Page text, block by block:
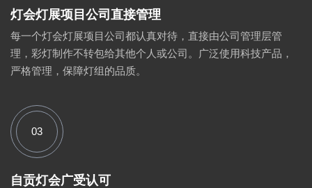
灯会灯展项目公司直接管理
每一个灯会灯展项目公司都认真对待，直接由公司管理层管
理，彩灯制作不转包给其他个人或公司。广泛使用科技产品，
严格管理，保障灯组的品质。
03
自贡灯会广受认可